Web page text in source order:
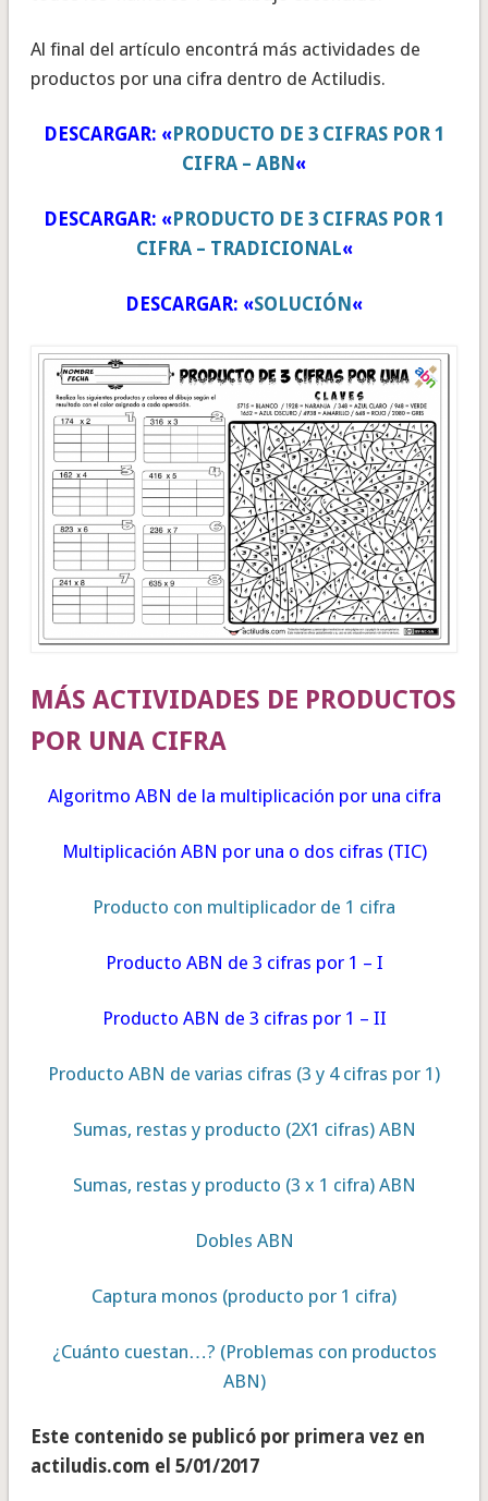
Al final del artículo encontrá más actividades de
productos por una cifra dentro de Actiludis.
DESCARGAR: « PRODUCTO DE 3 CIFRAS POR 1
CIFRA – ABN «
DESCARGAR: « PRODUCTO DE 3 CIFRAS POR 1
CIFRA – TRADICIONAL«
DESCARGAR: «SOLUCIÓN «
MÁS ACTIVIDADES DE PRODUCTOS
POR UNA CIFRA
Algoritmo ABN de la multiplicación por una cifra
Multiplicación ABN por una o dos cifras (TIC)
Producto con multiplicador de 1 cifra
Producto ABN de 3 cifras por 1 – I
Producto ABN de 3 cifras por 1 – II
Producto ABN de varias cifras (3 y 4 cifras por 1)
Sumas, restas y producto (2X1 cifras) ABN
Sumas, restas y producto (3 x 1 cifra) ABN
Dobles ABN
Captura monos (producto por 1 cifra)
¿Cuánto cuestan…? (Problemas con productos
ABN)
Este contenido se publicó por primera vez en
actiludis.com el 5/01/2017